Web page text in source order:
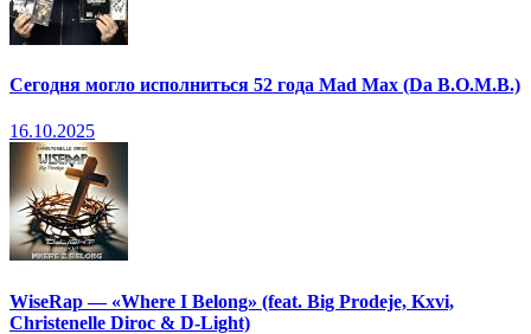
Сегодня могло исполниться 52 года Mad Max (Da B.O.M.B.)
16.10.2025
WiseRap — «Where I Belong» (feat. Big Prodeje, Kxvi,
Christenelle Diroc & D-Light)